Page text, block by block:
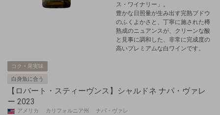
ス・ワイナリー」。
豊かな日照量が生み出す完熟ブドウ
のふくよかさと、丁寧に施された樽
熟成のニュアンスが、クリーンな酸
と見事に調和した、非常に完成度の
高いプレミアムな白ワインです。
コク・果実味
白身魚に合う
【ロバート・スティーヴンス】シャルドネ ナパ・ヴァレ
ー 2023
アメリカ カリフォルニア州 ナパ・ヴァレ